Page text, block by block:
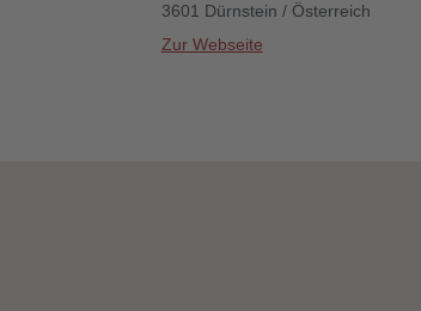
3601 Dürnstein / Österreich
Zur Webseite